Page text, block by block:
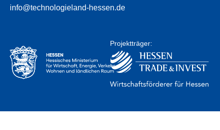
info@technologieland-hessen.de
Projektträger: